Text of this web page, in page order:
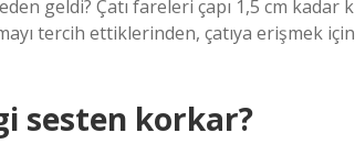
geldi? Çatı fareleri çapı 1,5 cm
tercih ettiklerinden, çatıya erişmek
sesten korkar?